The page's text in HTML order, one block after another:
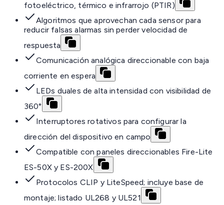
fotoeléctrico, térmico e infrarrojo (PTIR)
Algoritmos que aprovechan cada sensor para
reducir falsas alarmas sin perder velocidad de
respuesta
Comunicación analógica direccionable con baja
corriente en espera
LEDs duales de alta intensidad con visibilidad de
360°
Interruptores rotativos para configurar la
dirección del dispositivo en campo
Compatible con paneles direccionables Fire-Lite
ES-50X y ES-200X
Protocolos CLIP y LiteSpeed; incluye base de
montaje; listado UL268 y UL521